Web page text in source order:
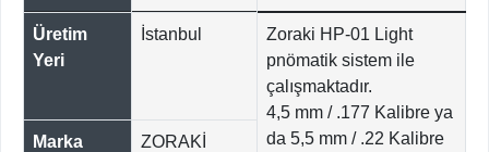
Üretim
Yeri
İstanbul
Zoraki HP-01 Light
pnömatik sistem ile
çalışmaktadır.
4,5 mm / .177 Kalibre ya
da 5,5 mm / .22 Kalibre
Marka ZORAKİ